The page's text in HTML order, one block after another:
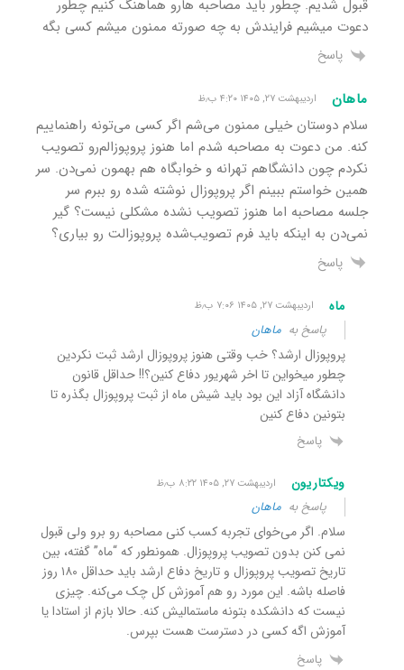
قبول شدیم. چطور باید مصاحبه هارو هماهنگ کنیم چطور
دعوت میشیم فرایندش به چه صورته ممنون میشم کسی بگه
پاسخ
ماهان اردیبهشت ۲۷, ۱۴۰۵ ۴:۲۰ ب٫ظ
سلام دوستان خیلی ممنون می‌شم اگر کسی می‌تونه راهنماییم
کنه‌. من دعوت به مصاحبه شدم اما هنوز پروپوزالم‌رو تصویب
نکردم چون دانشگاهم تهرانه و خوابگاه هم بهمون نمی‌دن. سر
همین خواستم ببینم اگر پروپوزال نوشته شده رو ببرم سر
جلسه مصاحبه اما هنوز تصویب نشده مشکلی نیست؟ گیر
نمی‌دن به اینکه باید فرم تصویب‌شده پروپوزالت رو بیاری؟
پاسخ
ماه اردیبهشت ۲۷, ۱۴۰۵ ۷:۰۶ ب٫ظ
پاسخ به ماهان
پروپوزال ارشد؟ خب وقتی هنوز پروپوزال ارشد ثبت نکردین
چطور میخواین تا اخر شهریور دفاع کنین؟!! حداقل قانون
دانشگاه آزاد این بود باید شیش ماه از ثبت پروپوزال بگذره تا
بتونین دفاع کنین
پاسخ
ویکتاریون اردیبهشت ۲۷, ۱۴۰۵ ۸:۲۲ ب٫ظ
پاسخ به ماهان
سلام.‌ اگر می‌خوای تجربه کسب کنی مصاحبه رو برو ولی قبول
نمی کنن بدون تصویب پروپوزال. همونطور که “ماه” گفته، بین
تاریخ تصویب پروپوزال و تاریخ دفاع ارشد باید حداقل ۱۸۰ روز
فاصله باشه. این مورد رو هم آموزش کل چک می‌کنه. چیزی
نیست که دانشکده بتونه ماستمالیش کنه. حالا بازم از استادا یا
آموزش اگه کسی در دسترست هست بپرس.
پاسخ